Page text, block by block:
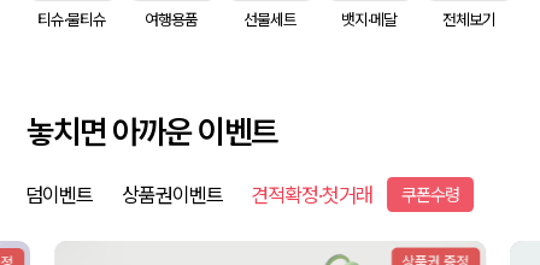
티슈·물티슈 여행용품 선물세트 뱃지·메달 전체보기
놓치면 아까운 이벤트
덤이벤트 상품권이벤트 견적확정·첫거래 쿠폰수령